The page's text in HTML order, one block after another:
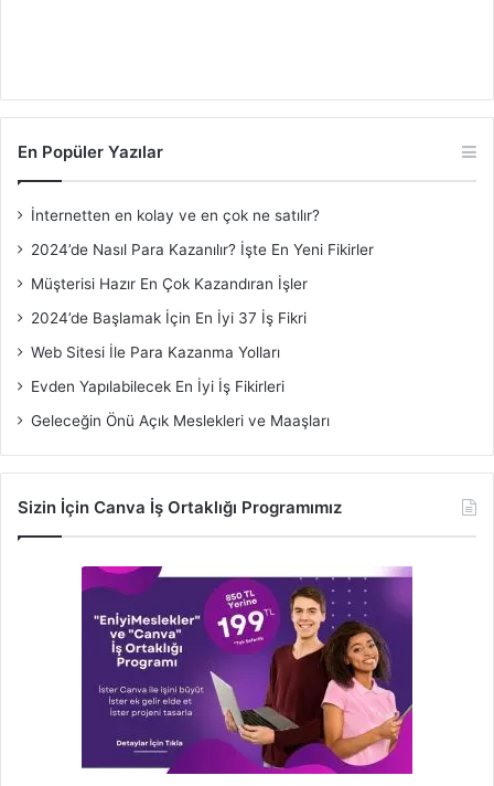
En Popüler Yazılar
İnternetten en kolay ve en çok ne satılır?
2024’de Nasıl Para Kazanılır? İşte En Yeni Fikirler
Müşterisi Hazır En Çok Kazandıran İşler
2024’de Başlamak İçin En İyi 37 İş Fikri
Web Sitesi İle Para Kazanma Yolları
Evden Yapılabilecek En İyi İş Fikirleri
Geleceğin Önü Açık Meslekleri ve Maaşları
Sizin İçin Canva İş Ortaklığı Programımız